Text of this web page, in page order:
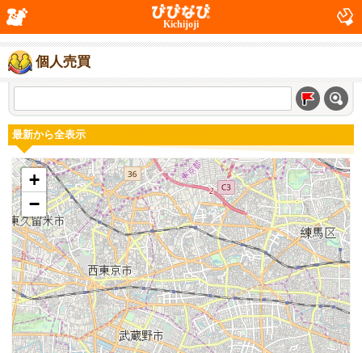
Kichijoji
個人売買
最新から全表示
+
−